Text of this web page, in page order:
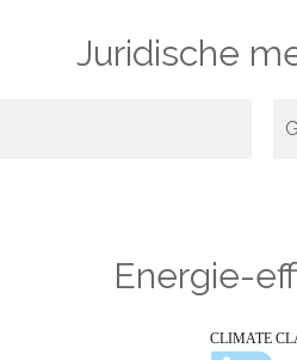
Juridische
Energie-